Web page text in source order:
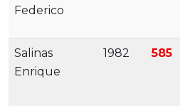
Federico
Salinas
Enrique
1982 585